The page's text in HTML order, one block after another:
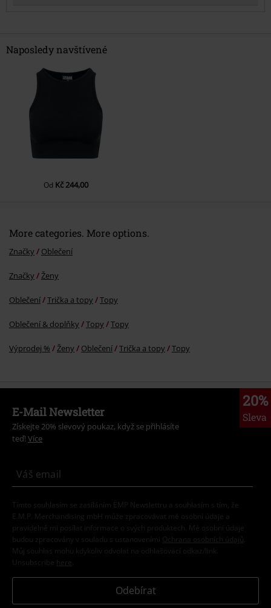
Odeslat komentář
Naposledy navštívené
Od Kč 244,00
More categories. More options.
Značky Oblečení
Značky Ženy
Oblečení Trička a topy Topy
Oblečení & doplňky Topy Topy
Výprodej % Ženy Oblečení Trička a topy Topy
20%
Sleva
E-Mail Newsletter
Získejte 20% slevový poukaz, když se přihlásíte
teď! Více
Tímto souhlasím se zasíláním EMP Newslettru a souhlasím s tím, že
E.M.P. Merchandising mbH může zpracovávat mé osobní údaje a
pravidelně mi posílat informace o svých produktech. Mé osobní údaje
budou zpracovány v souladu s ustanoveními
Ochrana osobních údajů
Můj souhlas mohu kdykoliv odvolat na odhlašovací odkaz/link.
Unsubscribe here
Odebírat